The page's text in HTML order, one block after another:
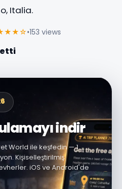
Italia.
•153 views
indir
World ile keşfedin — 1
Kişiselleştirilmiş
iOS ve Android'de